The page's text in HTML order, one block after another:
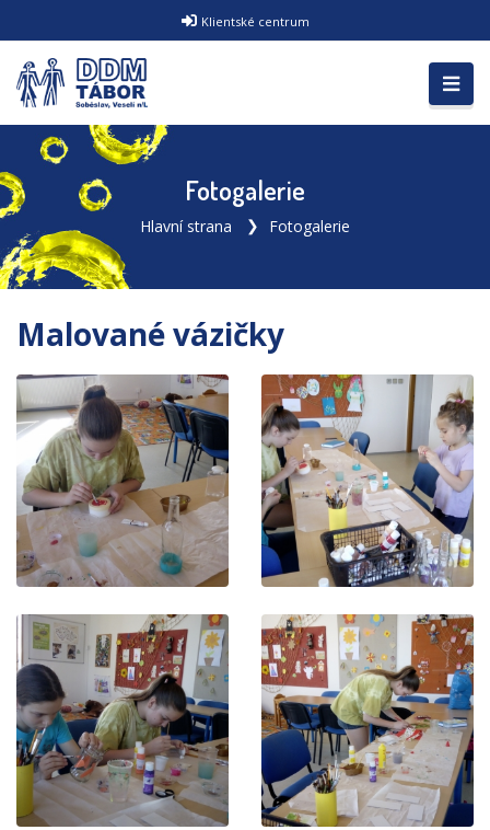
Klientské centrum
Fotogalerie
Hlavní strana Fotogalerie
Malované vázičky